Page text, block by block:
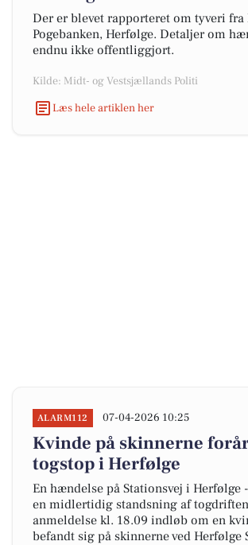
Der er blevet rapporteret om tyveri
Pogebanken, Herfølge. Detaljer om
endnu ikke offentliggjort.
Kilde: Midt- og Vestsjællands Politi
Læs hele artiklen her
ALARM112 07-04-2026 10:25
Kvinde på skinnerne
togstop i Herfølge
En hændelse på Stationsvej i Herfølge
en midlertidig standsning af
anmeldelse kl. 18.09 indløb om en
befandt sig på skinnerne ved Herfølge